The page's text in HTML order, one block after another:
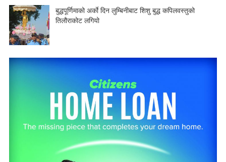
बुद्धपूर्णिमाको अर्काे दिन लुम्बिनीबाट शिशु बुद्ध कपिलवस्तुको
तिलौराकोट लगियो